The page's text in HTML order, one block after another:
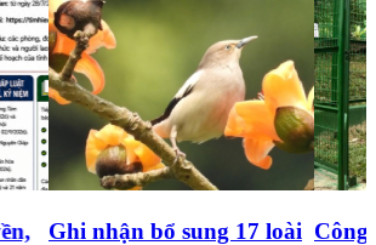
17 loài Công ty Oxalis